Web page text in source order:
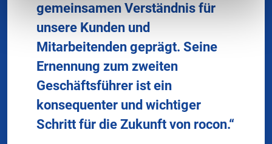
gemeinsamen Verständnis für
unsere Kunden und
Mitarbeitenden geprägt. Seine
Ernennung zum zweiten
Geschäftsführer ist ein
konsequenter und wichtiger
Schritt für die Zukunft von rocon.“